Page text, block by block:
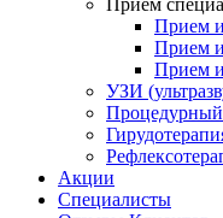
Прием
Прием и
Прием и
Прием и
УЗИ
Процедурный
Акции
Специалисты